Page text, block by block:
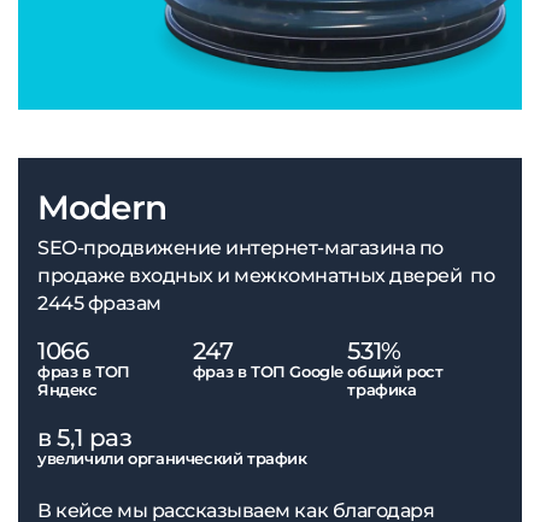
Modern
SEO-продвижение интернет-магазина по
продаже входных и межкомнатных дверей по
2445 фразам
1066
фраз в ТОП
Яндекс
247
фраз в ТОП Google
531%
общий рост
трафика
в 5,1 раз
увеличили органический трафик
В кейсе мы рассказываем как благодаря